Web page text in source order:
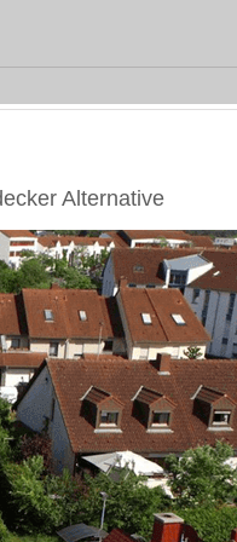
Alternative